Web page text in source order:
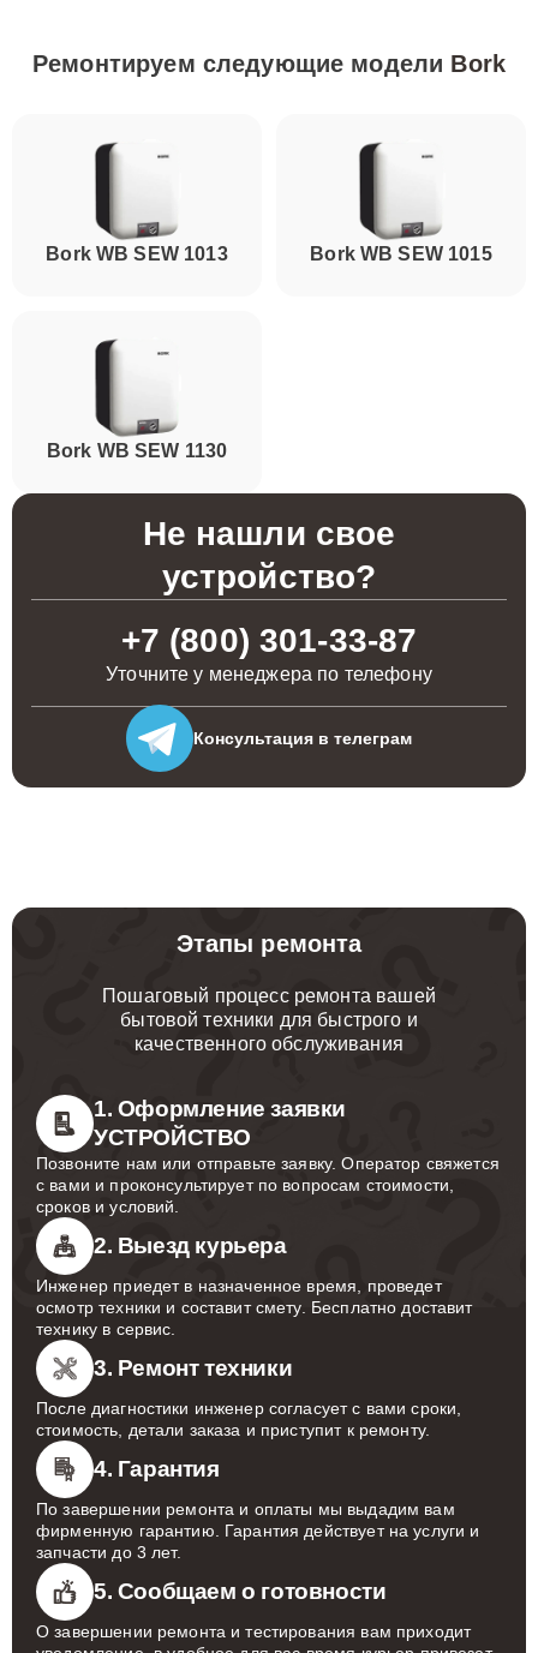
Ремонтируем следующие модели Bork
Bork WB SEW 1013 Bork WB SEW 1015
Bork WB SEW 1130
Не нашли свое
устройство?
+7 (800) 301-33-87
Уточните у менеджера по телефону
Консультация в телеграм
Этапы ремонта
Пошаговый процесс ремонта вашей
бытовой техники для быстрого и
качественного обслуживания
1. Оформление заявки
УСТРОЙСТВО
Позвоните нам или отправьте заявку. Оператор свяжется
с вами и проконсультирует по вопросам стоимости,
сроков и условий.
2. Выезд курьера
Инженер приедет в назначенное время, проведет
осмотр техники и составит смету. Бесплатно доставит
технику в сервис.
3. Ремонт техники
После диагностики инженер согласует с вами сроки,
стоимость, детали заказа и приступит к ремонту.
4. Гарантия
По завершении ремонта и оплаты мы выдадим вам
фирменную гарантию. Гарантия действует на услуги и
запчасти до 3 лет.
5. Сообщаем о готовности
О завершении ремонта и тестирования вам приходит